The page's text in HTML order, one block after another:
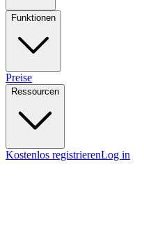
Funktionen
Preise
Ressourcen
Kostenlos registrierenLog in